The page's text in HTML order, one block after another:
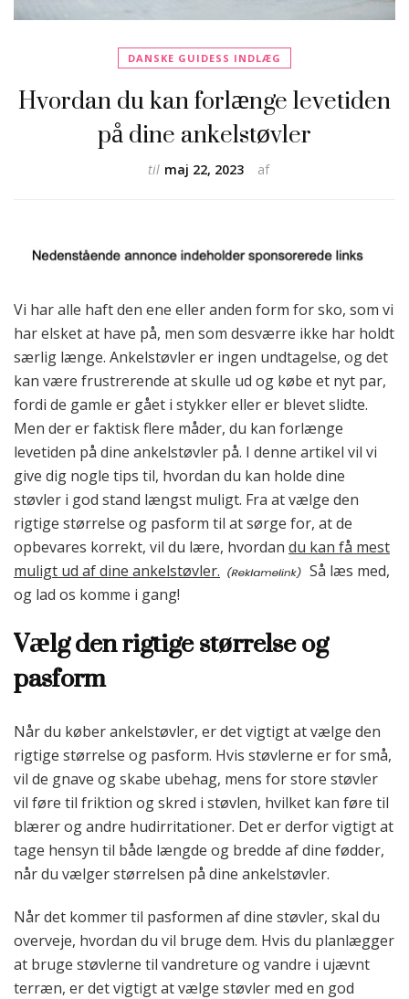
DANSKE GUIDESS INDLÆG
Hvordan du kan forlænge levetiden
på dine ankelstøvler
af
til maj 22, 2023
Vi har alle haft den ene eller anden form for sko, som vi
har elsket at have på, men som desværre ikke har holdt
særlig længe. Ankelstøvler er ingen undtagelse, og det
kan være frustrerende at skulle ud og købe et nyt par,
fordi de gamle er gået i stykker eller er blevet slidte.
Men der er faktisk flere måder, du kan forlænge
levetiden på dine ankelstøvler på. I denne artikel vil vi
give dig nogle tips til, hvordan du kan holde dine
støvler i god stand længst muligt. Fra at vælge den
rigtige størrelse og pasform til at sørge for, at de
opbevares korrekt, vil du lære, hvordan du kan få mest
muligt ud af dine ankelstøvler.
Så læs med,
og lad os komme i gang!
Vælg den rigtige størrelse og
pasform
Når du køber ankelstøvler, er det vigtigt at vælge den
rigtige størrelse og pasform. Hvis støvlerne er for små,
vil de gnave og skabe ubehag, mens for store støvler
vil føre til friktion og skred i støvlen, hvilket kan føre til
blærer og andre hudirritationer. Det er derfor vigtigt at
tage hensyn til både længde og bredde af dine fødder,
når du vælger størrelsen på dine ankelstøvler.
Når det kommer til pasformen af dine støvler, skal du
overveje, hvordan du vil bruge dem. Hvis du planlægger
at bruge støvlerne til vandreture og vandre i ujævnt
terræn, er det vigtigt at vælge støvler med en god